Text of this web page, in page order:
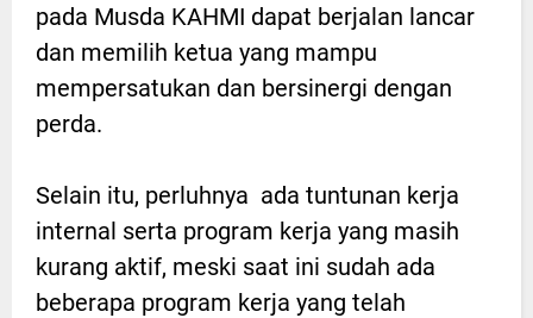
pada Musda KAHMI dapat berjalan lancar
dan memilih ketua yang mampu
mempersatukan dan bersinergi dengan
perda.
Selain itu, perluhnya ada tuntunan kerja
internal serta program kerja yang masih
kurang aktif, meski saat ini sudah ada
beberapa program kerja yang telah